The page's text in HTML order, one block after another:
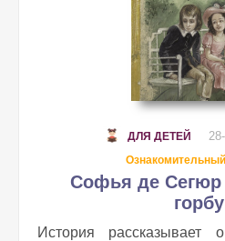
ДЛЯ ДЕТЕЙ
Софья де Сегюр
История рассказывает